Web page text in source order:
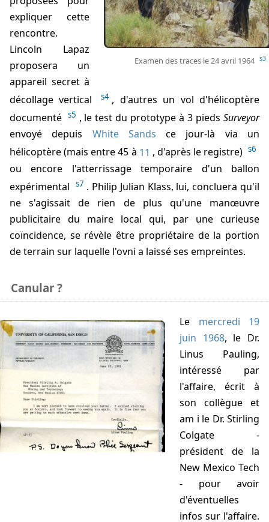
Examen des traces le 24 avril 1964 s3
expliquer cette
rencontre.
Lincoln Lapaz
proposera un
appareil secret à
décollage vertical
s4 , d'autres un vol d'hélicoptère
documenté s5 , le test du prototype à 3 piedsSurveyor
envoyé depuis White Sands ce jour-là via un
hélicoptère (mais entre45 à 11 , d'après le registre) s6
ou encore l'atterrissage temporaire d'un ballon
expérimental
s7 . Philip Julian Klass, lui, concluera qu'il
ne s'agissait de rien de plus qu'une manœuvre
publicitaire du maire local qui, par une curieuse
coïncidence, se révèle être propriétaire de la portion
de terrain sur laquelle l'ovni a laissé ses empreintes.
Canular ?
Le mercredi 19
juin 1968, le Dr.
Linus Pauling,
intéressé par
l'affaire, écrit à
son collègue et
am i le Dr. Stirling
Colgate -
président de la
New Mexico Tech
- pour avoir
d'éventuelles
infos sur l'affaire.